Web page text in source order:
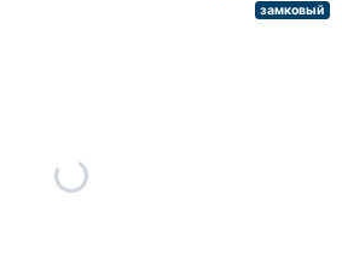
замковый